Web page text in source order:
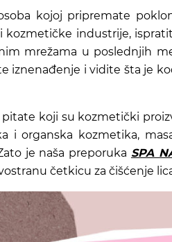
kojoj pripremate
kozmetičke industrije,
mrežama u poslednjih
iznenađenje i vidite šta je
pitate koji su kozmetički
i organska kozmetika,
je naša preporuka SPA
četkicu za čišćenje